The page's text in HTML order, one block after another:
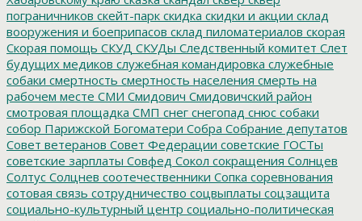
пограничников скейт-парк скидка скидки и акции склад
вооружения и боеприпасов склад пиломатериалов скорая
Скорая помощь СКУД СКУДы Следственный комитет Слет
будущих медиков служебная командировка служебные
собаки смертность смертность населения смерть на
рабочем месте СМИ Смидович Смидовичский район
смотровая площадка СМП снег снегопад снюс собаки
собор Парижской Богоматери Собра Собрание депутатов
Совет ветеранов Совет Федерации советские ГОСТы
советские зарплаты Совфед Сокол сокращения Солнцев
Солтус Солцнев соотечественники Сопка соревнования
сотовая связь сотрудничество соцвыплаты соцзащита
социально-культурный центр социально-политическая